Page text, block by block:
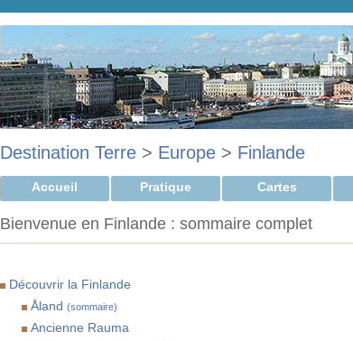
Destination Terre > Europe > Finlande
Accueil Pratique Cartes
Bienvenue en Finlande : sommaire complet
Découvrir la Finlande
Åland (sommaire)
Ancienne Rauma